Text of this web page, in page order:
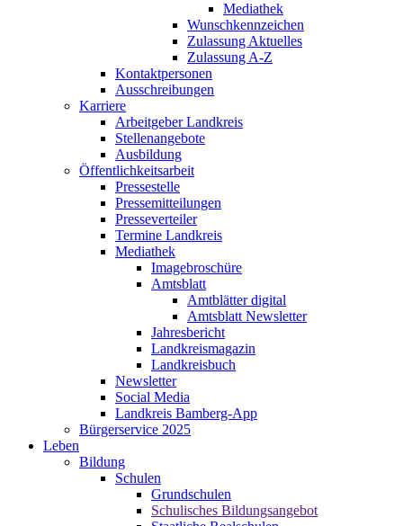
Mediathek
Wunschkennzeichen
Zulassung Aktuelles
Zulassung A-Z
Kontaktpersonen
Ausschreibungen
Karriere
Arbeitgeber Landkreis
Stellenangebote
Ausbildung
Öffentlichkeitsarbeit
Pressestelle
Pressemitteilungen
Presseverteiler
Termine Landkreis
Mediathek
Imagebroschüre
Amtsblatt
Amtblätter digital
Amtsblatt Newsletter
Jahresbericht
Landkreismagazin
Landkreisbuch
Newsletter
Social Media
Landkreis Bamberg-App
Bürgerservice 2025
Leben
Bildung
Schulen
Grundschulen
Schulisches Bildungsangebot